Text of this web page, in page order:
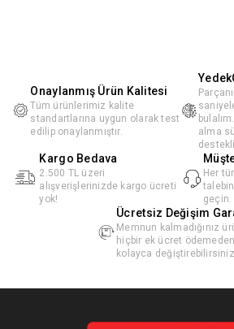
Onaylanmış Ürün Kalitesi
Tüm ürünlerimiz kalite
standartlarına uygun olarak test
edilip onaylanmıştır.
alma
destekli
Kargo Bedava
2.500 TL üzeri
alışverişlerinizde kargo ücreti
yok!
Her
geçin.
Ücretsiz Değişim
Memnun kalmadığınız
hiçbir ek ücret ödemeden
kolayca değiştirebilirsiniz.